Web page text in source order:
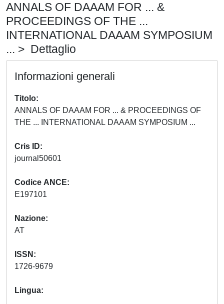
ANNALS OF DAAAM FOR ... &
PROCEEDINGS OF THE ...
INTERNATIONAL DAAAM SYMPOSIUM
... > Dettaglio
Informazioni generali
Titolo
ANNALS OF DAAAM FOR ... & PROCEEDINGS OF
Cris ID
Codice ANCE
Nazione
ISSN
Lingua